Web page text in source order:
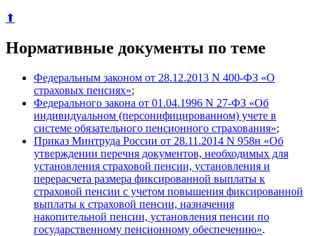
⬆
Нормативные документы по теме
Федеральным законом от 28.12.2013 N 400-ФЗ «О
страховых пенсиях»;
Федерального закона от 01.04.1996 N 27-ФЗ «Об
индивидуальном (персонифицированном) учете в
системе обязательного пенсионного страхования»;
Приказ Минтруда России от 28.11.2014 N 958н «Об
утверждении перечня документов, необходимых для
установления страховой пенсии, установления и
перерасчета размера фиксированной выплаты к
страховой пенсии с учетом повышения фиксированной
выплаты к страховой пенсии, назначения
накопительной пенсии, установления пенсии по
государственному пенсионному обеспечению».